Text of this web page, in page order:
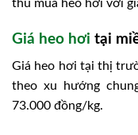
thu mua heo hơi với
Giá heo hơi tại
Giá heo hơi tại thị
theo xu hướng
73.000 đồng/kg.